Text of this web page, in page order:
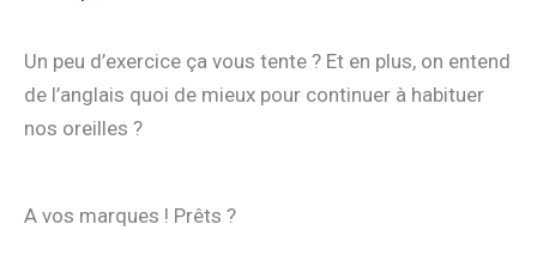
Un peu d’exercice ça vous tente ? Et en plus, on entend
de l’anglais quoi de mieux pour continuer à habituer
nos oreilles ?
A vos marques ! Prêts ?